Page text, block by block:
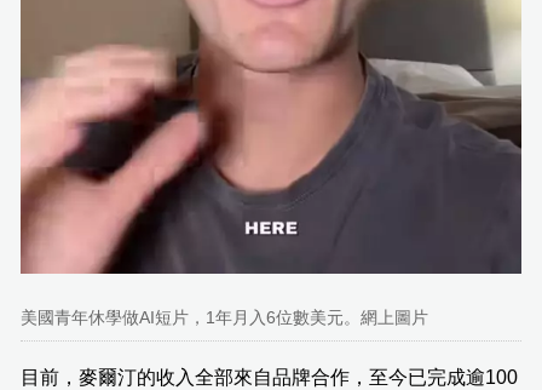
美國青年休學做AI短片，1年月入6位數美元。網上圖片
目前，麥爾汀的收入全部來自品牌合作，至今已完成逾100